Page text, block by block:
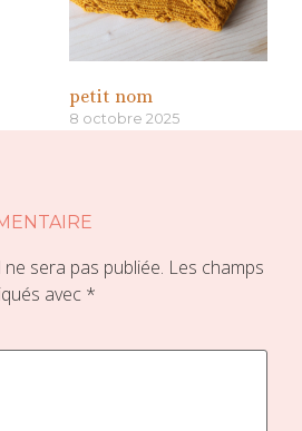
petit nom
8 octobre 2025
sera pas publiée. Les champs
avec *